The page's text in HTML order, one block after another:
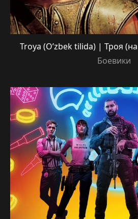
Troya (O’zbek tilida) | Троя
Боевики